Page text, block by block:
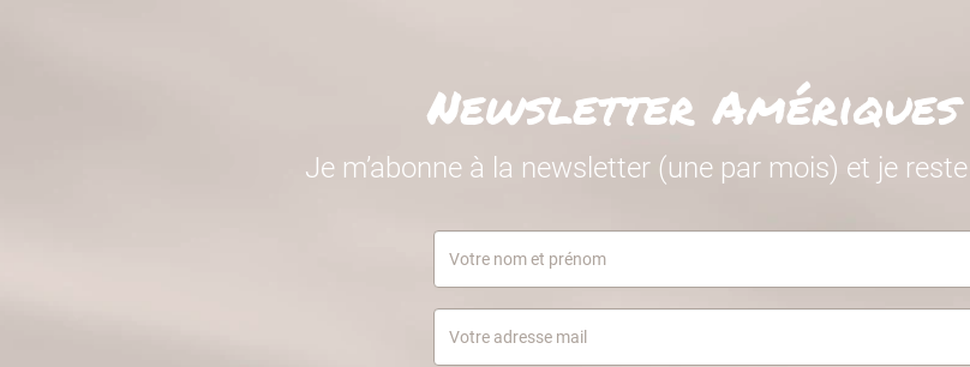
Newsletter
Je m’abonne à la newsletter (une par mois) et je